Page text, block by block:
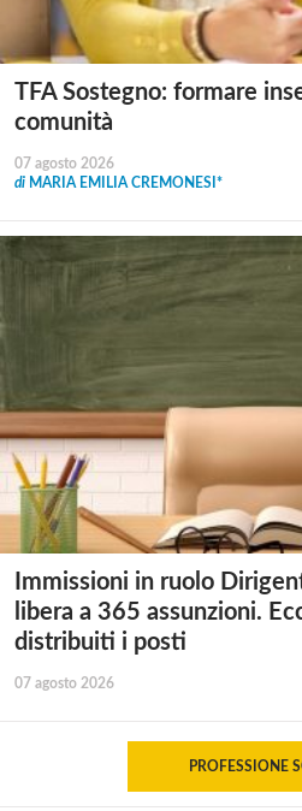
TFA Sostegno: formare
comunità
07 agosto 2026
di MARIA EMILIA CREMONESI*
Immissioni in ruolo
libera a 365 assunzioni.
distribuiti i posti
07 agosto 2026
PROFESSIONE